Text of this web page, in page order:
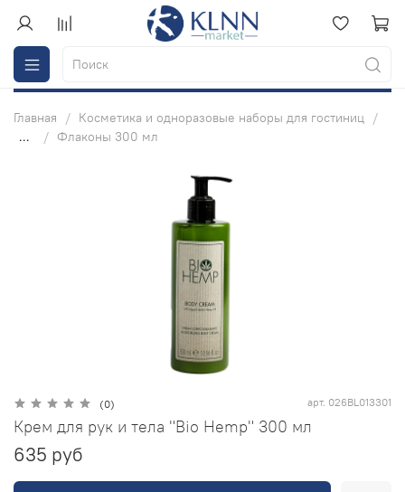
Главная
Косметика и одноразовые наборы для гостиниц
...
Флаконы 300 мл
(0) арт. 026BL013301
Крем для рук и тела "Bio Hemp" 300 мл
635 руб